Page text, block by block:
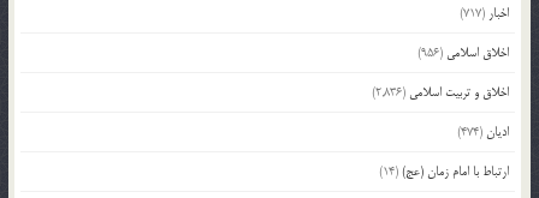
اخبار (717)
اخلاق اسلامی (956)
اخلاق و تربیت اسلامی (2,836)
ادیان(474)
ارتباط با امام زمان (عج)(14)